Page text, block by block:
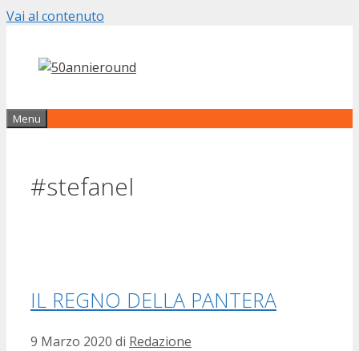
Vai al contenuto
Menu
#stefanel
IL REGNO DELLA PANTERA
9 Marzo 2020 di Redazione